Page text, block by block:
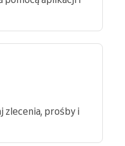
zlecenia, prośby i